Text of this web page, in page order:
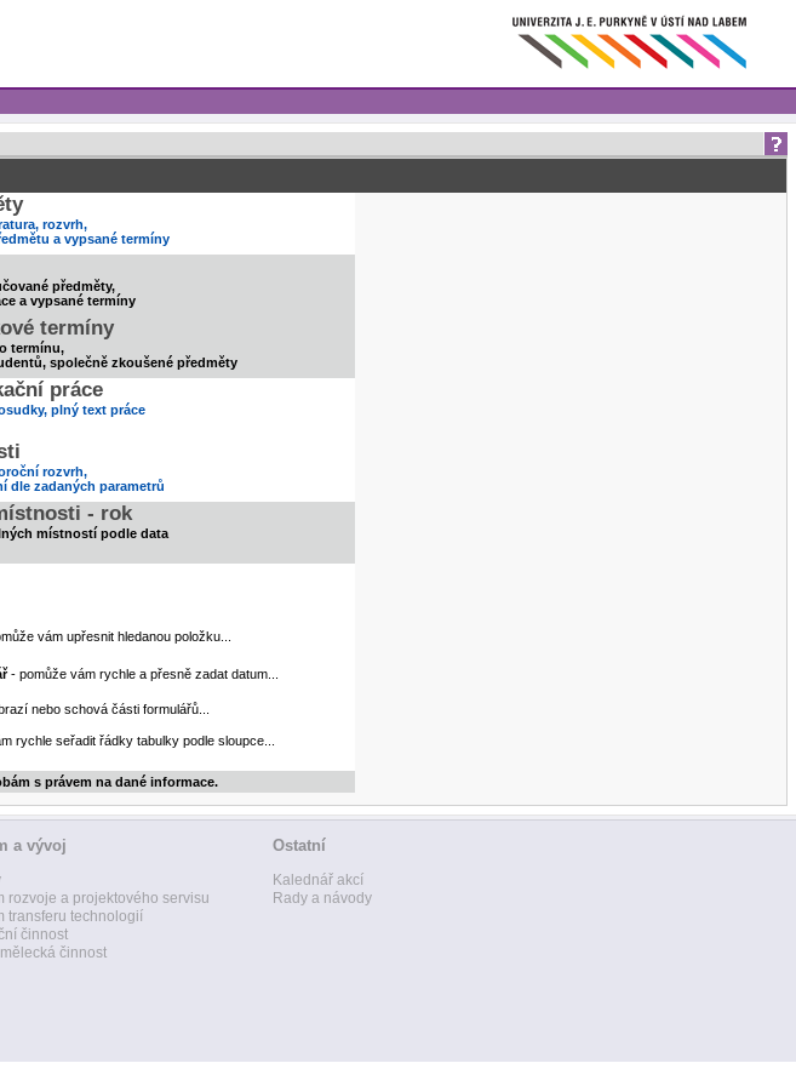
rozvrh,
a vypsané termíny
předměty,
a vypsané termíny
termíny
termínu,
společně zkoušené předměty
práce
plný text práce
rozvrh,
dle zadaných parametrů
- rok
místností podle data
vám upřesnit hledanou položku...
- pomůže vám rychle a přesně zadat datum...
nebo schová části formulářů...
rychle seřadit řádky tabulky podle sloupce...
s právem na dané informace.
a vývoj
rozvoje a projektového servisu
transferu technologií
činnost
činnost
Ostatní
Kalednář akcí
Rady a návody